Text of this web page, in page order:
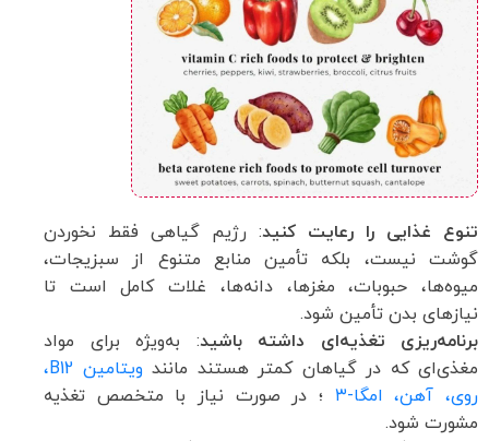
تنوع غذایی را رعایت کنید: رژیم گیاهی فقط نخوردن
گوشت نیست، بلکه تأمین منابع متنوع از سبزیجات،
میوه‌ها، حبوبات، مغزها، دانه‌ها، غلات کامل است تا
نیازهای بدن تأمین شود.
برنامه‌ریزی تغذیه‌ای داشته باشید: به‌ویژه برای مواد
مغذی‌ای که در گیاهان کمتر هستند مانند
ویتامین B12،
روی، آهن، امگا-۳
؛ در صورت نیاز با متخصص تغذیه
مشورت شود.